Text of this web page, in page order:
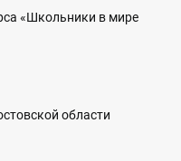
«Школьники в мире
области